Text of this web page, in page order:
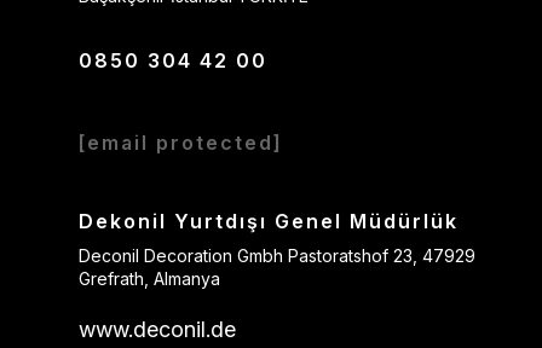
0850 304 42 00
[email protected]
Dekonil Yurtdışı Genel Müdürlük
Deconil Decoration Gmbh Pastoratshof 23, 47929
Grefrath, Almanya
www.deconil.de